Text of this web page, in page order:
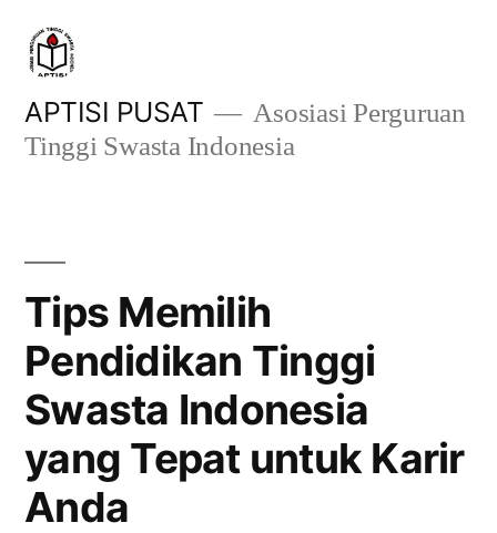
content
APTISI PUSAT
Asosiasi Perguruan
Tinggi Swasta Indonesia
Tips Memilih
Pendidikan Tinggi
Swasta Indonesia
yang Tepat untuk Karir
Anda